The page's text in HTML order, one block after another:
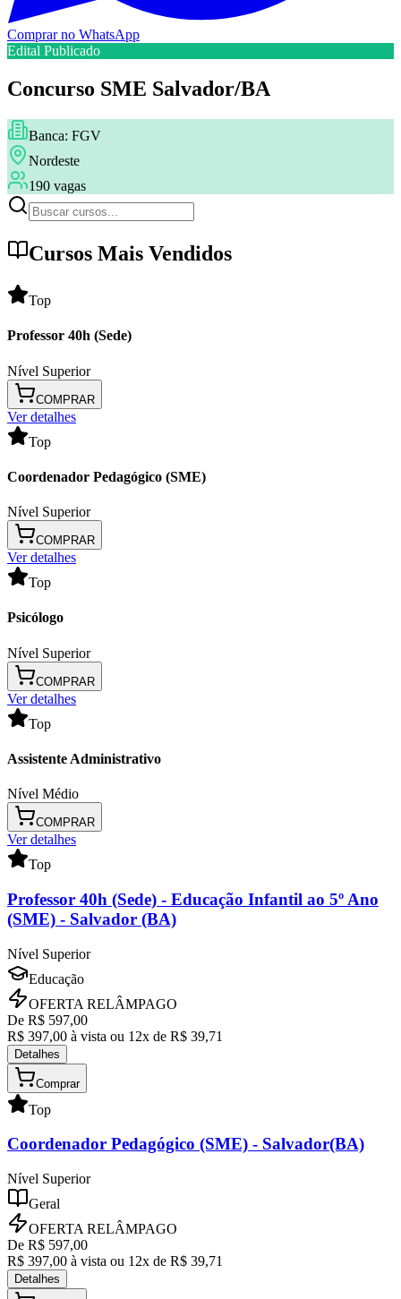
Comprar no WhatsApp
Edital Publicado
Concurso SME Salvador/BA
Banca: FGV
Nordeste
190 vagas
Cursos Mais Vendidos
Top
Professor 40h (Sede)
Nível Superior
COMPRAR
Ver detalhes
Top
Coordenador Pedagógico (SME)
Nível Superior
COMPRAR
Ver detalhes
Top
Psicólogo
Nível Superior
COMPRAR
Ver detalhes
Top
Assistente Administrativo
Nível Médio
COMPRAR
Ver detalhes
Top
Professor 40h (Sede) - Educação Infantil ao 5º Ano
(SME) - Salvador (BA)
Nível Superior
Educação
OFERTA RELÂMPAGO
De R$ 597,00
R$ 397,00 à vista ou 12x de R$ 39,71
Detalhes
Comprar
Top
Coordenador Pedagógico (SME) - Salvador(BA)
Nível Superior
Geral
OFERTA RELÂMPAGO
De R$ 597,00
R$ 397,00 à vista ou 12x de R$ 39,71
Detalhes